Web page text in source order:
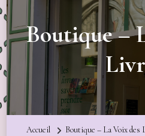
Boutique –
Accueil Boutique – La Voix des